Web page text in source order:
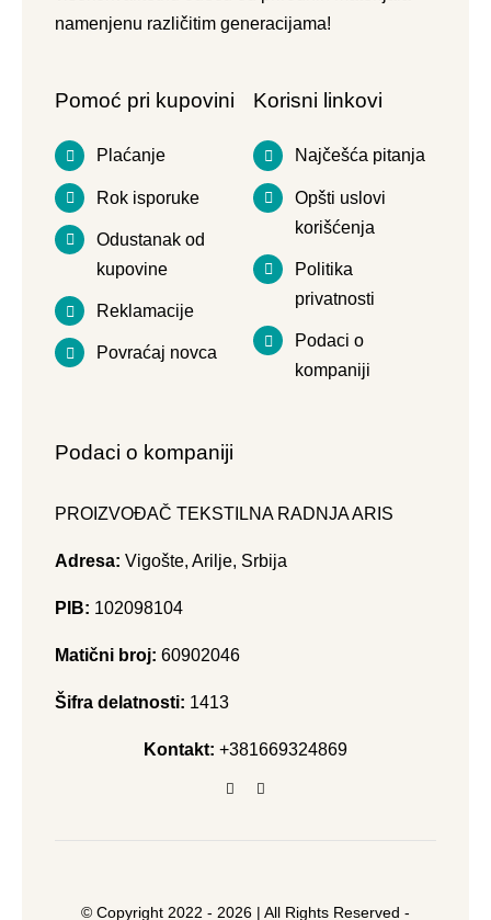
namenjenu različitim generacijama!
Pomoć pri kupovini
Plaćanje
Rok isporuke
Odustanak od
kupovine
Reklamacije
Povraćaj novca
Korisni linkovi
Najčešća pitanja
Opšti uslovi
korišćenja
Politika
privatnosti
Podaci o
kompaniji
Podaci o kompaniji
PROIZVOĐAČ TEKSTILNA RADNJA ARIS
Adresa: Vigošte, Arilje, Srbija
PIB: 102098104
Matični broj: 60902046
Šifra delatnosti: 1413
Kontakt: +381669324869
© Copyright 2022 - 2026 | All Rights Reserved -